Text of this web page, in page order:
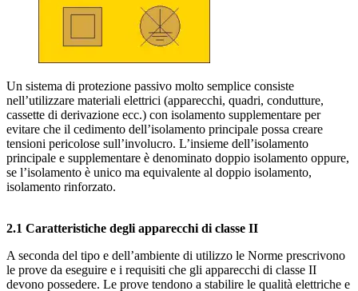
Un sistema di protezione passivo molto semplice consiste
nell’utilizzare materiali elettrici (apparecchi, quadri, condutture,
cassette di derivazione ecc.) con isolamento supplementare per
evitare che il cedimento dell’isolamento principale possa creare
tensioni pericolose sull’involucro. L’insieme dell’isolamento
principale e supplementare è denominato doppio isolamento oppure,
se l’isolamento è unico ma equivalente al doppio isolamento,
isolamento rinforzato.
2.1 Caratteristiche degli apparecchi di classe II
A seconda del tipo e dell’ambiente di utilizzo le Norme prescrivono
le prove da eseguire e i requisiti che gli apparecchi di classe II
devono possedere. Le prove tendono a stabilire le qualità elettriche e